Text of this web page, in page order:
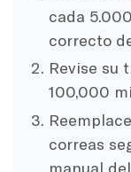
cada
correcto
Revise su
100,000
correas
manual